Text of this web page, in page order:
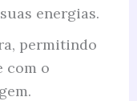
energias.
permitindo
com o